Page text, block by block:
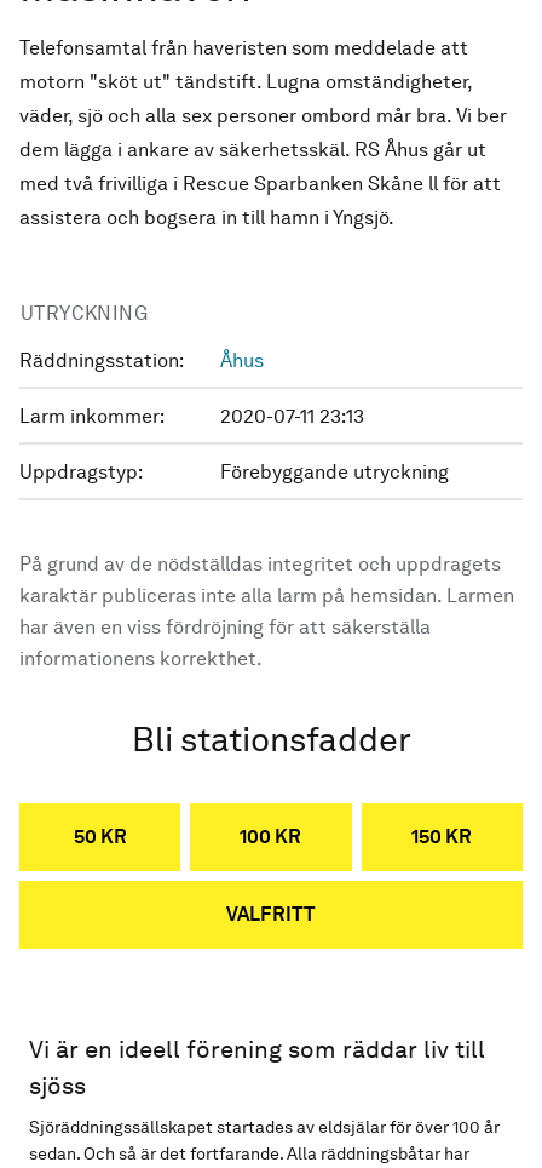
Telefonsamtal från haveristen som meddelade att
motorn "sköt ut" tändstift. Lugna omständigheter,
väder, sjö och alla sex personer ombord mår bra. Vi ber
dem lägga i ankare av säkerhetsskäl. RS Åhus går ut
med två frivilliga i Rescue Sparbanken Skåne ll för att
assistera och bogsera in till hamn i Yngsjö.
UTRYCKNING
Räddningsstation: Åhus
Larm inkommer: 2020-07-11 23:13
Uppdragstyp: Förebyggande utryckning
På grund av de nödställdas integritet och uppdragets
karaktär publiceras inte alla larm på hemsidan. Larmen
har även en viss fördröjning för att säkerställa
informationens korrekthet.
Bli stationsfadder
50 KR 100 KR 150 KR
VALFRITT
Vi är en ideell förening som räddar liv till
sjöss
Sjöräddningssällskapet startades av eldsjälar för över 100 år
sedan. Och så är det fortfarande. Alla räddningsbåtar har